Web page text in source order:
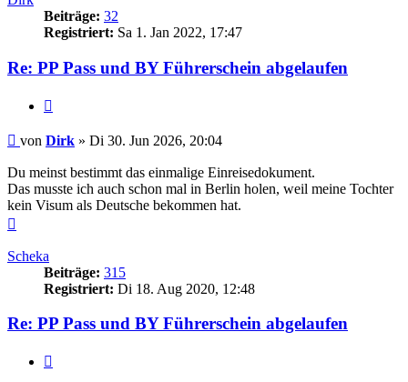
Beiträge: 32
Registriert: Sa 1. Jan 2022, 17:47
Re: PP Pass und BY Führerschein abgelaufen
Beitrag
von Dirk » Di 30. Jun 2026, 20:04
Du meinst bestimmt das einmalige Einreisedokument.
Das musste ich auch schon mal in Berlin holen, weil meine Tochter
kein Visum als Deutsche bekommen hat.
Scheka
Beiträge: 315
Registriert: Di 18. Aug 2020, 12:48
Re: PP Pass und BY Führerschein abgelaufen